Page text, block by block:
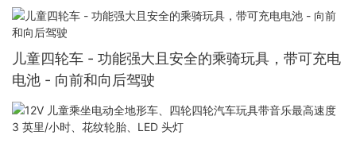
儿童四轮车 - 功能强大且安全的乘骑玩具，带可充电
电池 - 向前和向后驾驶